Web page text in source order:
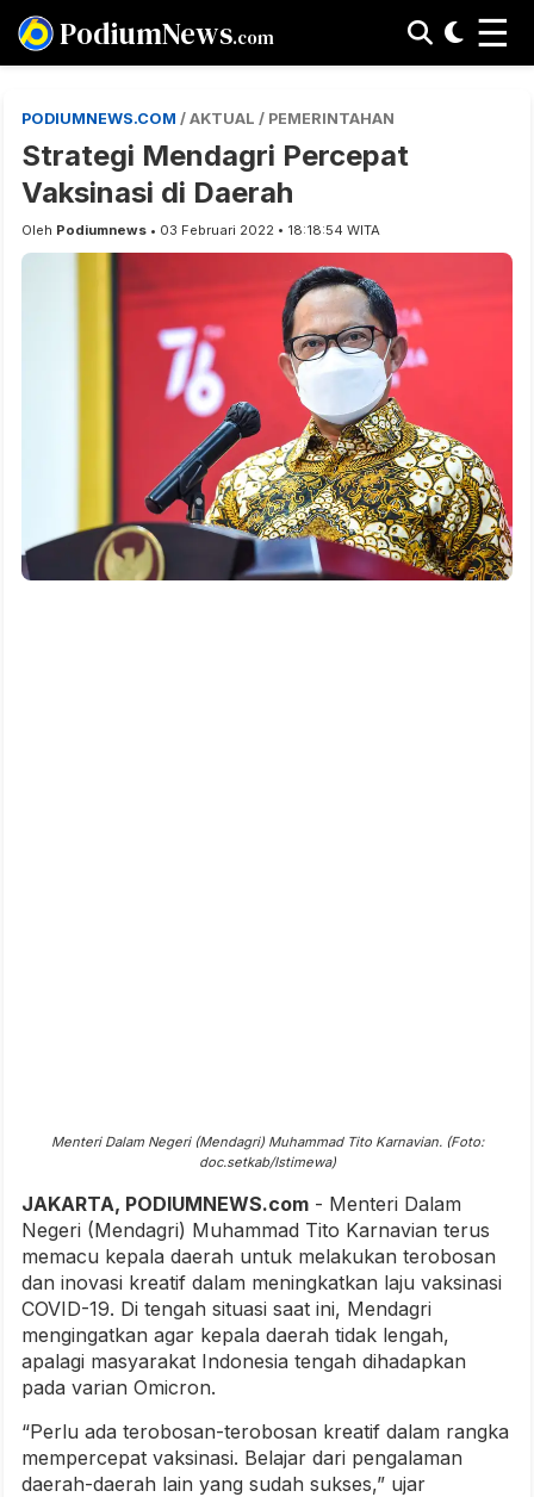
PodiumNews.com ☰
PODIUMNEWS.COM / AKTUAL / PEMERINTAHAN
Strategi Mendagri Percepat
Vaksinasi di Daerah
Oleh Podiumnews • 03 Februari 2022 • 18:18:54 WITA
Menteri Dalam Negeri (Mendagri) Muhammad Tito Karnavian. (Foto:
doc.setkab/Istimewa)
JAKARTA, PODIUMNEWS.com - Menteri Dalam
Negeri (Mendagri) Muhammad Tito Karnavian terus
memacu kepala daerah untuk melakukan terobosan
dan inovasi kreatif dalam meningkatkan laju vaksinasi
COVID-19. Di tengah situasi saat ini, Mendagri
mengingatkan agar kepala daerah tidak lengah,
apalagi masyarakat Indonesia tengah dihadapkan
pada varian Omicron.
“Perlu ada terobosan-terobosan kreatif dalam rangka
mempercepat vaksinasi. Belajar dari pengalaman
daerah-daerah lain yang sudah sukses,” ujar